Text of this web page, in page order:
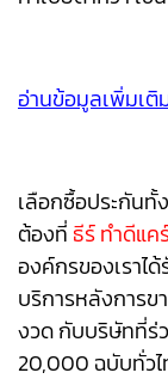
อ่านข้อมูลเพิ่มเ
เลือกซื้อประกันทั้
ต้องที่ ธีร์ ทำดีแค
องค์กรของเราไ
บริการหลังการข
งวด กับบริษัทที่ร่
20,000 ฉบับทั่ว